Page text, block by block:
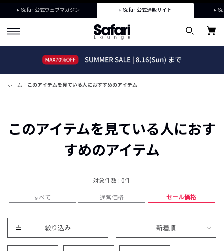
Safari公式ウェブマガジン Safari公式通販サイト
ホーム このアイテムを見ている人におすすめのアイテム
このアイテムを見ている人におす
すめのアイテム
対象件数 : 0件
すべて 通常価格 セール価格
絞り込み 新着順